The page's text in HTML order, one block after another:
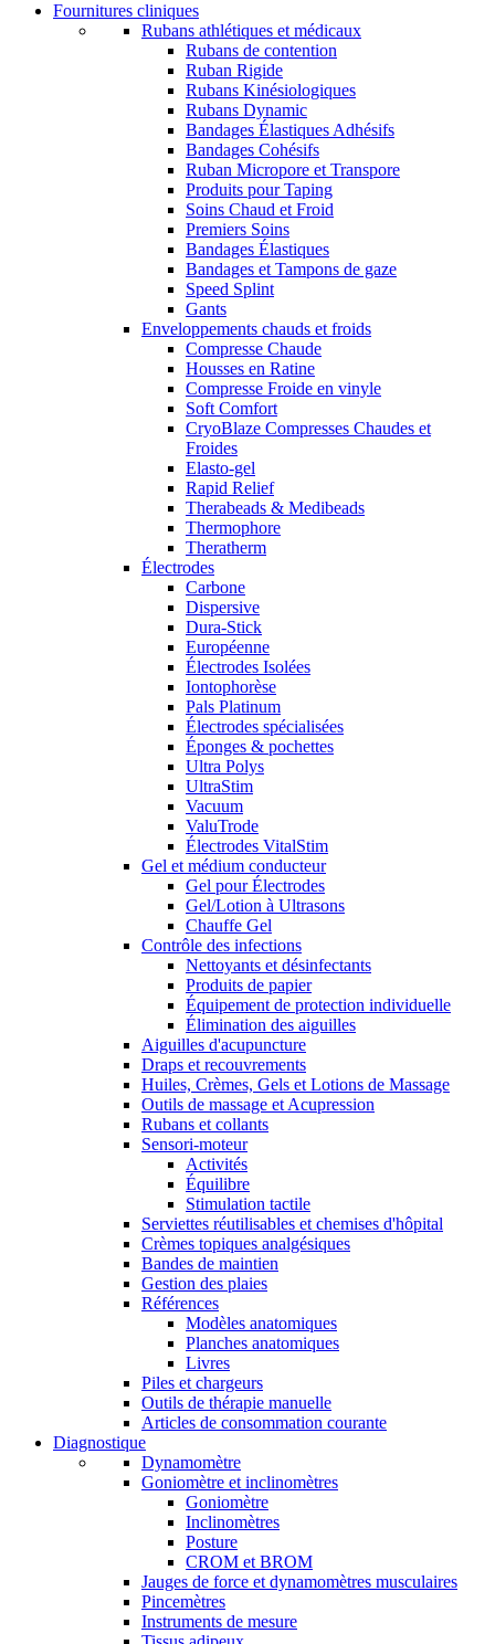
Fournitures cliniques
Rubans athlétiques et médicaux
Rubans de contention
Ruban Rigide
Rubans Kinésiologiques
Rubans Dynamic
Bandages Élastiques Adhésifs
Bandages Cohésifs
Ruban Micropore et Transpore
Produits pour Taping
Soins Chaud et Froid
Premiers Soins
Bandages Élastiques
Bandages et Tampons de gaze
Speed Splint
Gants
Enveloppements chauds et froids
Compresse Chaude
Housses en Ratine
Compresse Froide en vinyle
Soft Comfort
CryoBlaze Compresses Chaudes et
Froides
Elasto-gel
Rapid Relief
Therabeads & Medibeads
Thermophore
Theratherm
Électrodes
Carbone
Dispersive
Dura-Stick
Européenne
Électrodes Isolées
Iontophorèse
Pals Platinum
Électrodes spécialisées
Éponges & pochettes
Ultra Polys
UltraStim
Vacuum
ValuTrode
Électrodes VitalStim
Gel et médium conducteur
Gel pour Électrodes
Gel/Lotion à Ultrasons
Chauffe Gel
Contrôle des infections
Nettoyants et désinfectants
Produits de papier
Équipement de protection individuelle
Élimination des aiguilles
Aiguilles d'acupuncture
Draps et recouvrements
Huiles, Crèmes, Gels et Lotions de Massage
Outils de massage et Acupression
Rubans et collants
Sensori-moteur
Activités
Équilibre
Stimulation tactile
Serviettes réutilisables et chemises d'hôpital
Crèmes topiques analgésiques
Bandes de maintien
Gestion des plaies
Références
Modèles anatomiques
Planches anatomiques
Livres
Piles et chargeurs
Outils de thérapie manuelle
Articles de consommation courante
Diagnostique
Dynamomètre
Goniomètre et inclinomètres
Goniomètre
Inclinomètres
Posture
CROM et BROM
Jauges de force et dynamomètres musculaires
Pincemètres
Instruments de mesure